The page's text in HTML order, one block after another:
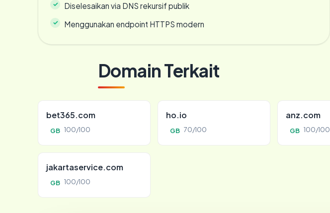
Diselesaikan via DNS rekursif publik
Menggunakan endpoint HTTPS modern
Domain Terkait
bet365.com
GB 100/100
ho.io
GB 70/100
anz.com
GB 100/100
jakartaservice.com
GB 100/100